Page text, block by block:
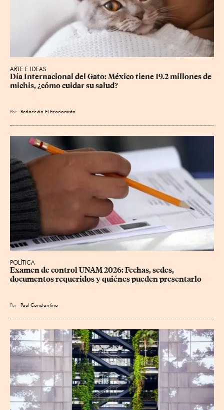
ARTE E IDEAS
Día Internacional del Gato: México tiene 19.2 millones de
michis, ¿cómo cuidar su salud?
Por Redacción El Economista
POLÍTICA
Examen de control UNAM 2026: Fechas, sedes,
documentos requeridos y quiénes pueden presentarlo
Por Paul Constantino